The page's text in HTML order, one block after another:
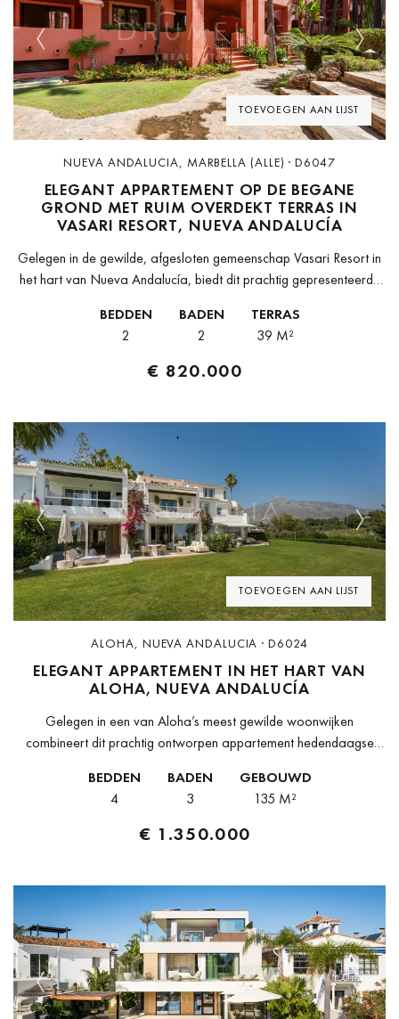
TOEVOEGEN AAN LIJST
Previous Next
NUEVA ANDALUCIA, MARBELLA (ALLE) · D6047
ELEGANT APPARTEMENT OP DE BEGANE
GROND MET RUIM OVERDEKT TERRAS IN
VASARI RESORT, NUEVA ANDALUCÍA
Gelegen in de gewilde, afgesloten gemeenschap Vasari Resort in
het hart van Nueva Andalucía, biedt dit prachtig gepresenteerde
uitzonderlijke kans, zowel...
BEDDEN
2
BADEN
2
TERRAS
39 M²
€ 820.000
TOEVOEGEN AAN LIJST
Previous Next
ALOHA, NUEVA ANDALUCIA · D6024
ELEGANT APPARTEMENT IN HET HART VAN
ALOHA, NUEVA ANDALUCÍA
Gelegen in een van Aloha’s meest gewilde woonwijken
combineert dit prachtig ontworpen appartement hedendaagse
van Nueva Andalucía. Omringd door volwassen groen...
BEDDEN
4
BADEN
3
GEBOUWD
135 M²
€ 1.350.000
Previous Next